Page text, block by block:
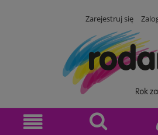
Zarejestruj się